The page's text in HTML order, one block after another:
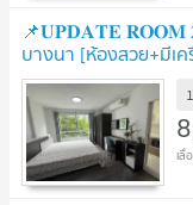
📌𝐔𝐏𝐃𝐀𝐓𝐄 𝐑𝐎𝐎𝐌
บางนา [ห้องสวย+มีเ